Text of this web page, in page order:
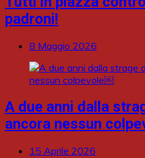
padroni!
8 Maggio 2026
A due anni dalla
ancora nessun
15 Aprile 2026